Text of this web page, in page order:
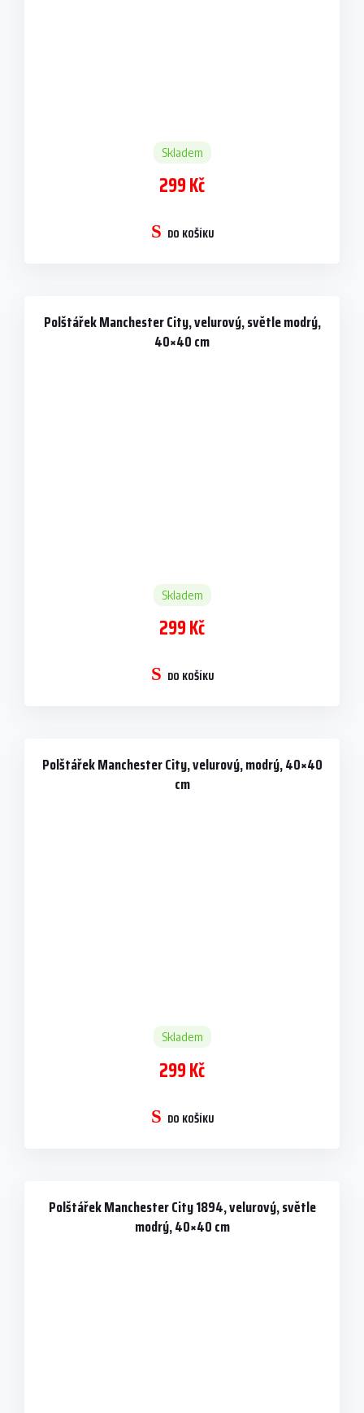
Skladem
299 Kč
DO KOŠÍKU
Polštářek Manchester City, velurový, světle modrý,
40×40 cm
Skladem
299 Kč
DO KOŠÍKU
Polštářek Manchester City, velurový, modrý, 40×40
cm
Skladem
299 Kč
DO KOŠÍKU
Polštářek Manchester City 1894, velurový, světle
modrý, 40×40 cm